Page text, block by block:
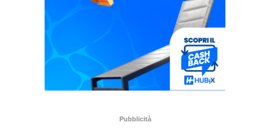
Pubblicità